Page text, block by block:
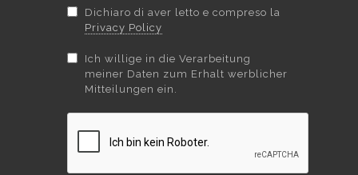
Dichiaro di aver letto e compreso la
Privacy Policy
Ich willige in die Verarbeitung
meiner Daten zum Erhalt werblicher
Mitteilungen ein.